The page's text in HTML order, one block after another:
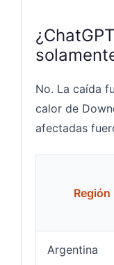
No. La caída
calor de
afectadas
Región
Argentina